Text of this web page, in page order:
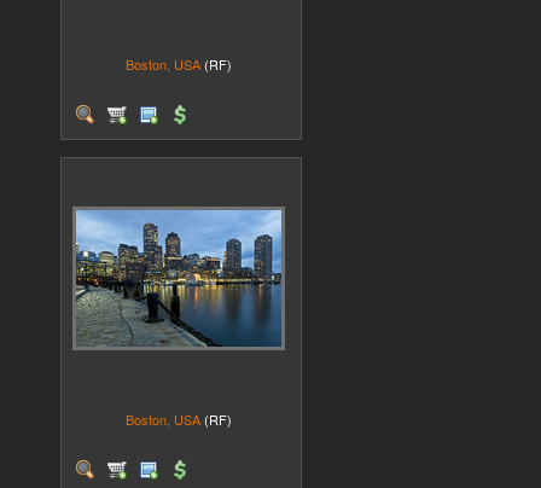
Boston, USA (RF)
Boston, USA (RF)